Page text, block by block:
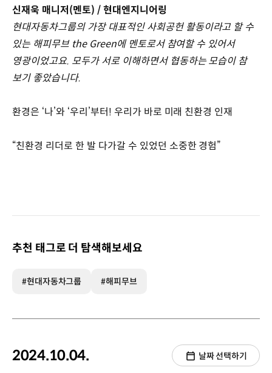
신재욱 매니저(멘토) / 현대엔지니어링
현대자동차그룹의 가장 대표적인 사회공헌 활동이라고 할 수
있는 해피무브 the Green에 멘토로서 참여할 수 있어서
영광이었고요. 모두가 서로 이해하면서 협동하는 모습이 참
보기 좋았습니다.
환경은 ‘나’와 ‘우리’부터! 우리가 바로 미래 친환경 인재
“친환경 리더로 한 발 다가갈 수 있었던 소중한 경험”
추천 태그로 더 탐색해보세요
#현대자동차그룹 #해피무브
2024.10.04. 날짜 선택하기